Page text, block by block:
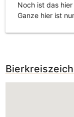
Noch ist das hier
Ganze hier ist